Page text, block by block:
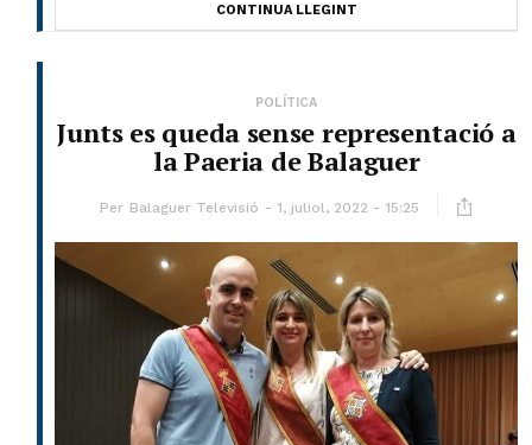
CONTINUA LLEGINT
POLÍTICA
Junts es queda sense representació a
la Paeria de Balaguer
Per Balaguer Televisió 1, juliol, 2022 - 15:25